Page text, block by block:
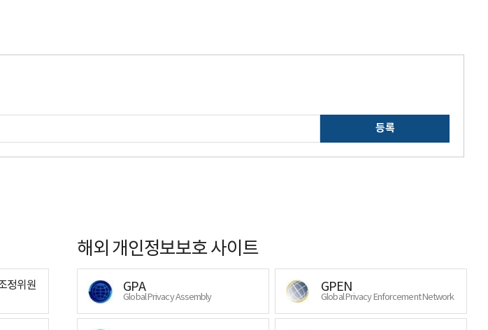
등록
정위원
해외 개인정보보호 사이트
GPA
Global Privacy Assembly
GPEN
Global Privacy Enforcement Network